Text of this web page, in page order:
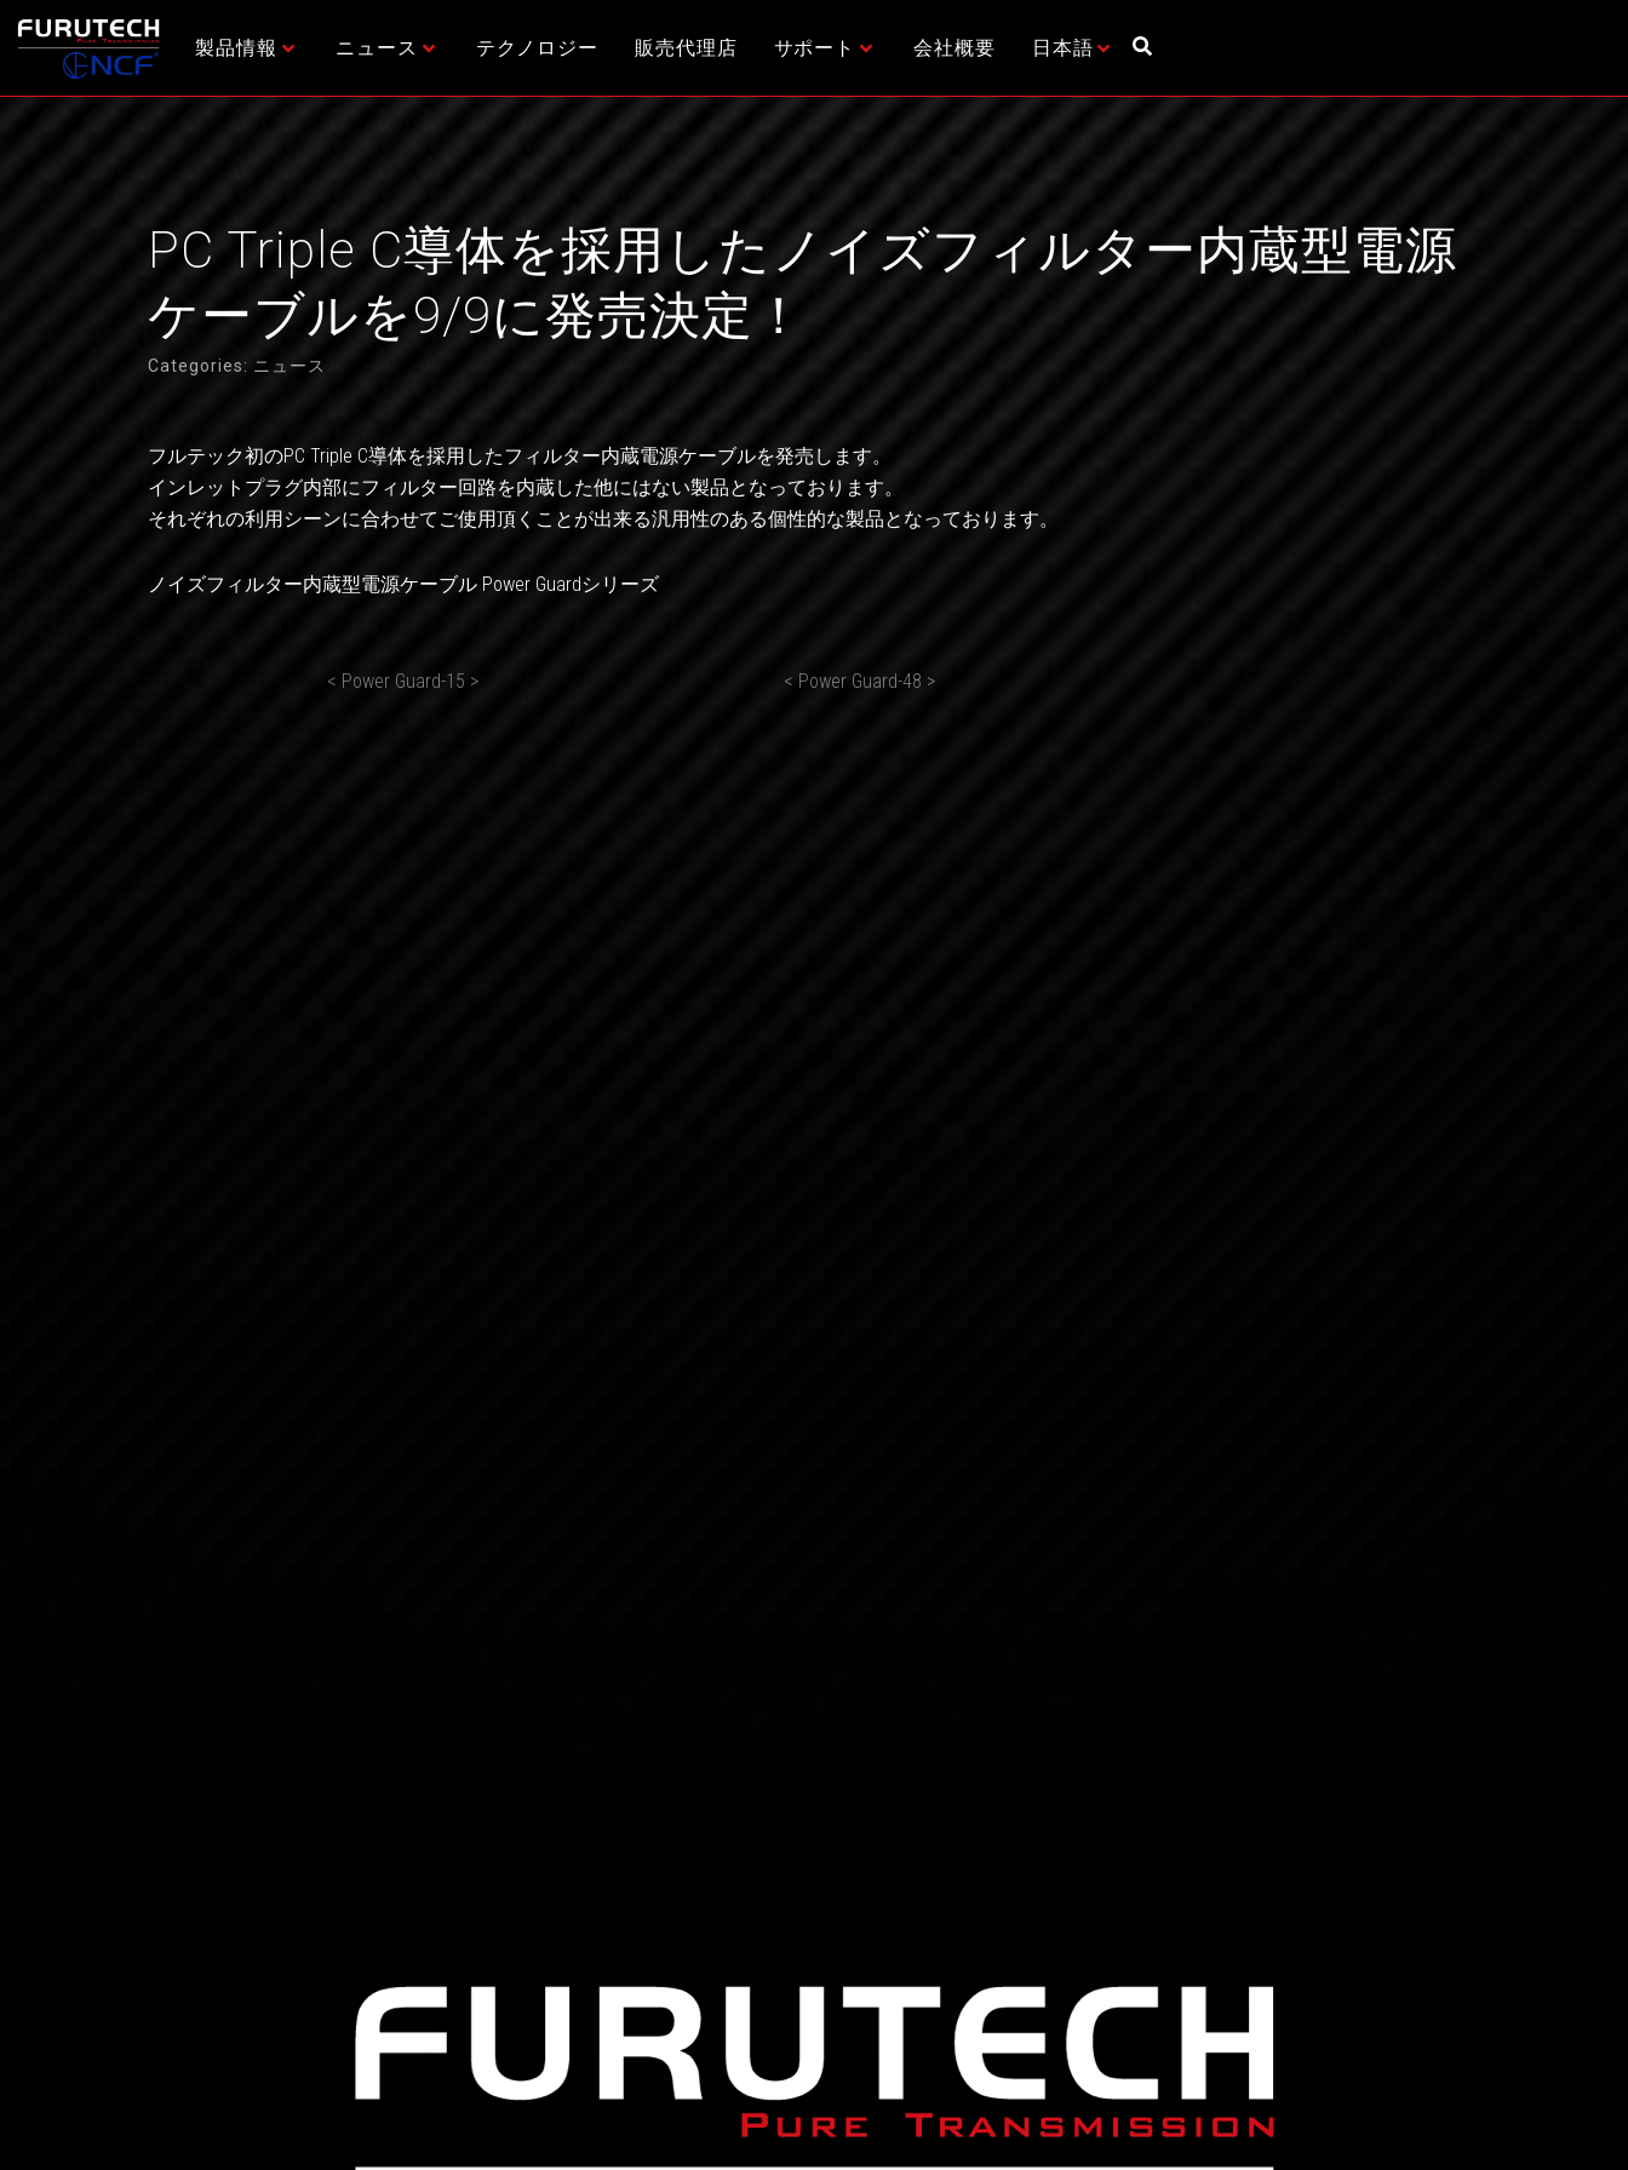
製品情報 ニュース テクノロジー 販売代理店 サポート 会社概要 日本語
PC Triple C導体を採用したノイズフィルター内蔵型電源
ケーブルを9/9に発売決定！
Categories: ニュース
フルテック初のPC Triple C導体を採用したフィルター内蔵電源ケーブルを発売します。
インレットプラグ内部にフィルター回路を内蔵した他にはない製品となっております。
それぞれの利用シーンに合わせてご使用頂くことが出来る汎用性のある個性的な製品となっております。
ノイズフィルター内蔵型電源ケーブル Power Guardシリーズ
< Power Guard-15 > < Power Guard-48 >